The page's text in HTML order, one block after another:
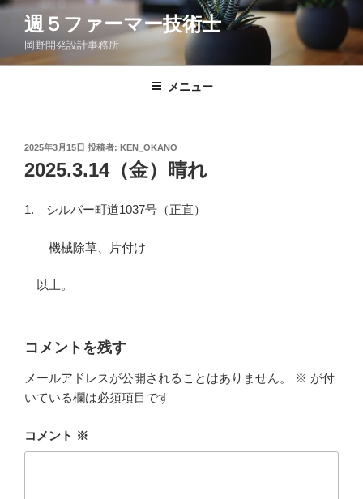
コ
ン
週５ファーマー技術士
岡野開発設計事務所
メニュー
投
稿
日:
2025年3月15日 投稿者: KEN_OKANO
2025.3.14（金）晴れ
1. シルバー町道1037号（正直）
機械除草、片付け
以上。
コメントを残す
メールアドレスが公開されることはありません。 ※ が付
いている欄は必須項目です
コメント ※